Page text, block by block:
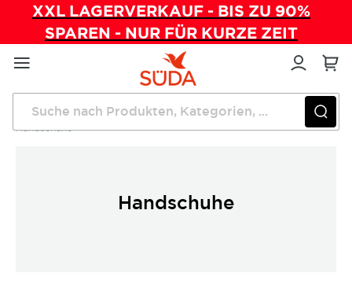
XXL LAGERVERKAUF - BIS ZU 90%
SPAREN - NUR FÜR KURZE ZEIT
Direkt
zum
Inhalt
Startseite Praxishygiene
Hygieneverbrauchsmaterial
Handschuhe
Handschuhe